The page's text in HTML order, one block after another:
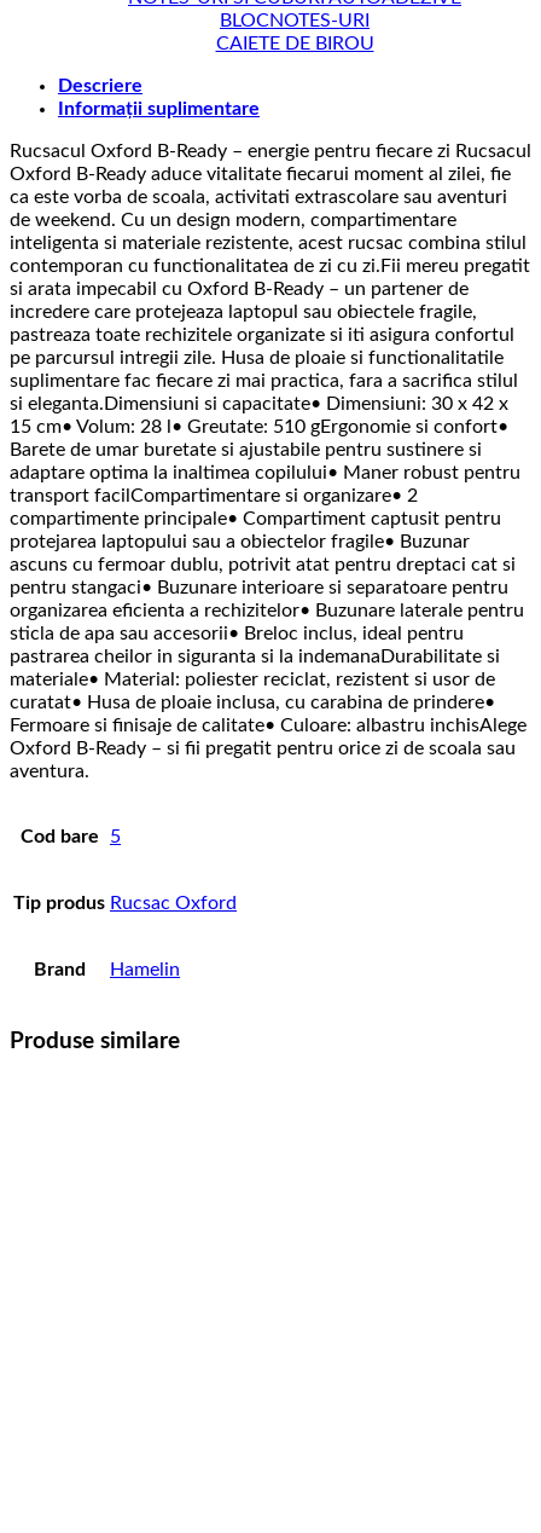
BLOCNOTES-URI
CAIETE DE BIROU
Descriere
Informații suplimentare
Rucsacul Oxford B-Ready – energie pentru fiecare zi Rucsacul
Oxford B-Ready aduce vitalitate fiecarui moment al zilei, fie
ca este vorba de scoala, activitati extrascolare sau aventuri
de weekend. Cu un design modern, compartimentare
inteligenta si materiale rezistente, acest rucsac combina stilul
contemporan cu functionalitatea de zi cu zi.Fii mereu pregatit
si arata impecabil cu Oxford B-Ready – un partener de
incredere care protejeaza laptopul sau obiectele fragile,
pastreaza toate rechizitele organizate si iti asigura confortul
pe parcursul intregii zile. Husa de ploaie si functionalitatile
suplimentare fac fiecare zi mai practica, fara a sacrifica stilul
si eleganta.Dimensiuni si capacitate• Dimensiuni: 30 x 42 x
15 cm• Volum: 28 l• Greutate: 510 gErgonomie si confort•
Barete de umar buretate si ajustabile pentru sustinere si
adaptare optima la inaltimea copilului• Maner robust pentru
transport facilCompartimentare si organizare• 2
compartimente principale• Compartiment captusit pentru
protejarea laptopului sau a obiectelor fragile• Buzunar
ascuns cu fermoar dublu, potrivit atat pentru dreptaci cat si
pentru stangaci• Buzunare interioare si separatoare pentru
organizarea eficienta a rechizitelor• Buzunare laterale pentru
sticla de apa sau accesorii• Breloc inclus, ideal pentru
pastrarea cheilor in siguranta si la indemanaDurabilitate si
materiale• Material: poliester reciclat, rezistent si usor de
curatat• Husa de ploaie inclusa, cu carabina de prindere•
Fermoare si finisaje de calitate• Culoare: albastru inchisAlege
Oxford B-Ready – si fii pregatit pentru orice zi de scoala sau
aventura.
Cod bare 5
Tip produs Rucsac Oxford
Brand Hamelin
Produse similare